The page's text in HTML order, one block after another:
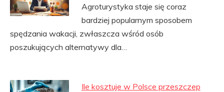
Agroturystyka staje się coraz
bardziej popularnym sposobem
spędzania wakacji, zwłaszcza wśród osób
poszukujących alternatywy dla…
Ile kosztuje w Polsce przeszczep